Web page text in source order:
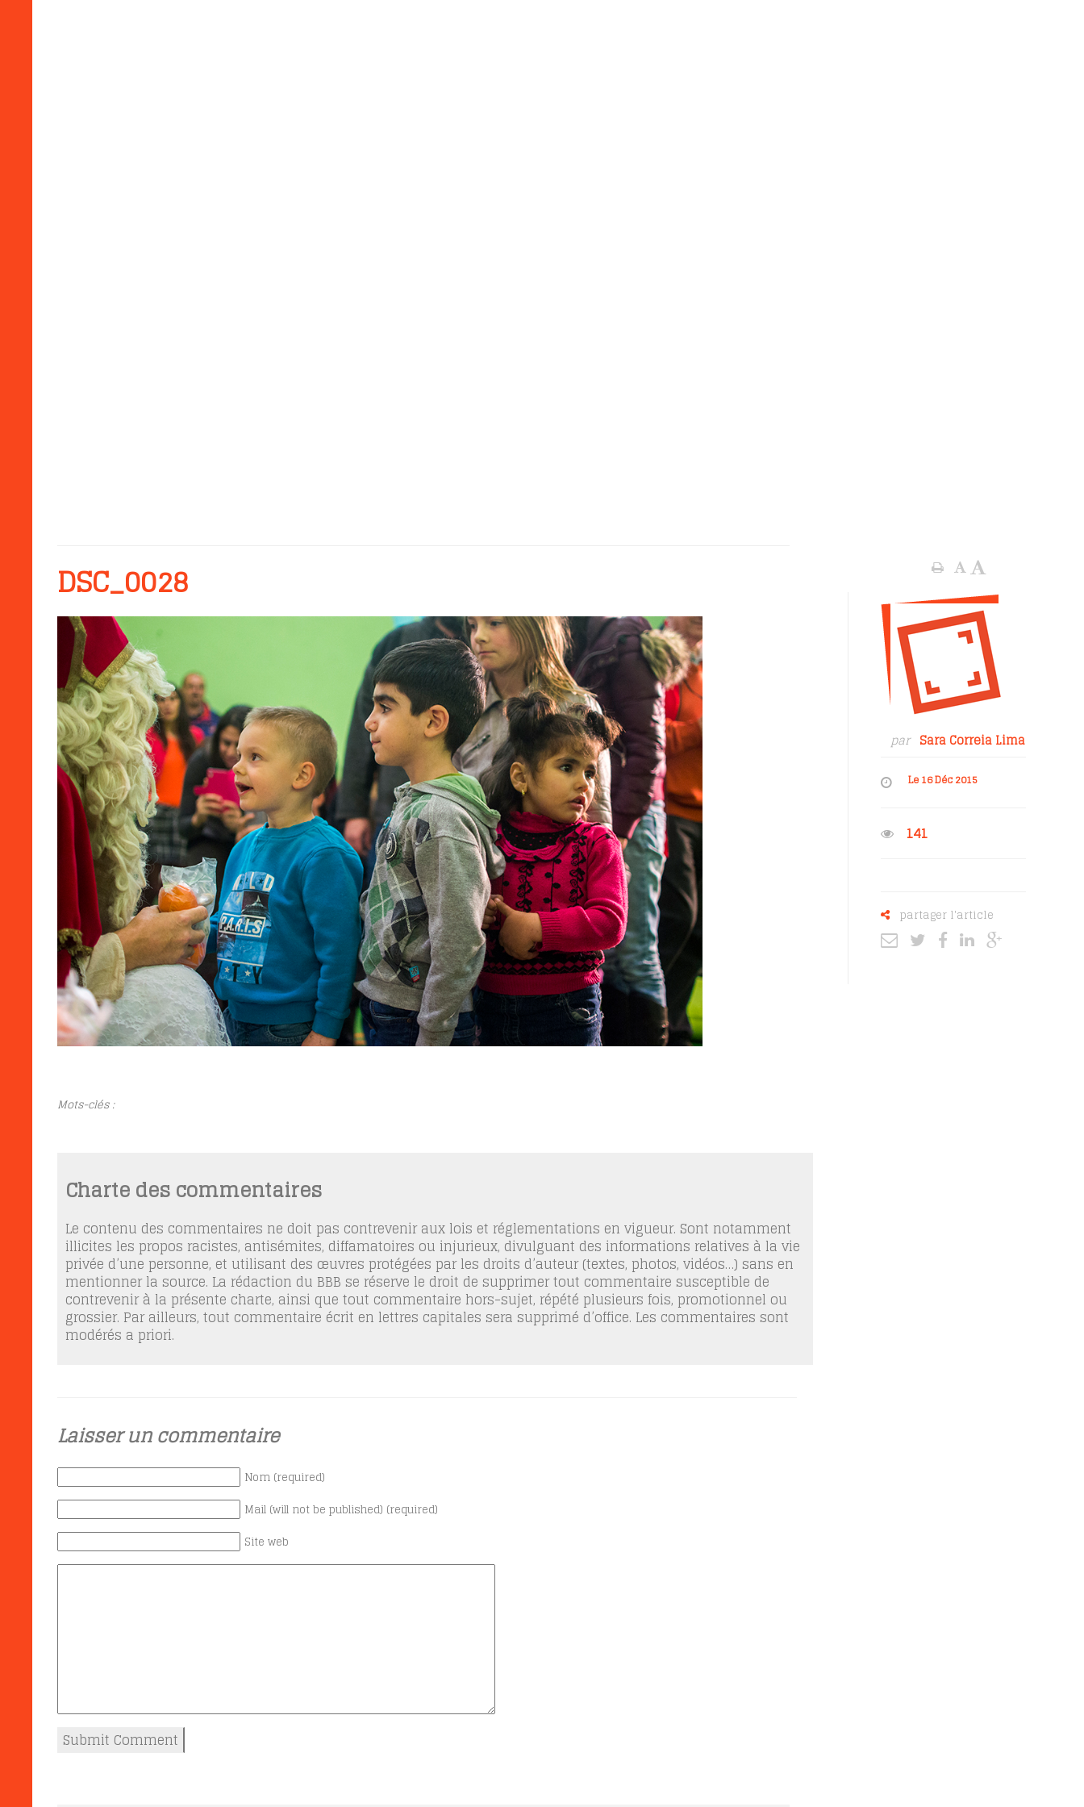
DSC_0028
Mots-clés :
Charte des commentaires
Le contenu des commentaires ne doit pas contrevenir aux lois et réglementations en vigueur. Sont notamment
illicites les propos racistes, antisémites, diffamatoires ou injurieux, divulguant des informations relatives à la vie
privée d’une personne, et utilisant des œuvres protégées par les droits d’auteur (textes, photos, vidéos…) sans en
mentionner la source. La rédaction du BBB se réserve le droit de supprimer tout commentaire susceptible de
contrevenir à la présente charte, ainsi que tout commentaire hors-sujet, répété plusieurs fois, promotionnel ou
grossier. Par ailleurs, tout commentaire écrit en lettres capitales sera supprimé d’office. Les commentaires sont
modérés a priori.
Laisser un commentaire
Nom (required)
Mail (will not be published) (required)
Site web
par Sara Correia Lima
Le 16 Déc 2015
141
partager l'article